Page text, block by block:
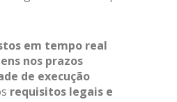
em tempo real
nos prazos
de execução
requisitos legais e